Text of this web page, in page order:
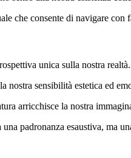
che consente di navigare con
unica sulla nostra realtà.
nostra sensibilità estetica ed
arricchisce la nostra
padronanza esaustiva, ma